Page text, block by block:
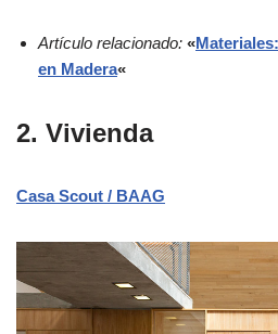
Artículo relacionado: «
en Madera«
2. Vivienda
Casa Scout / BAAG